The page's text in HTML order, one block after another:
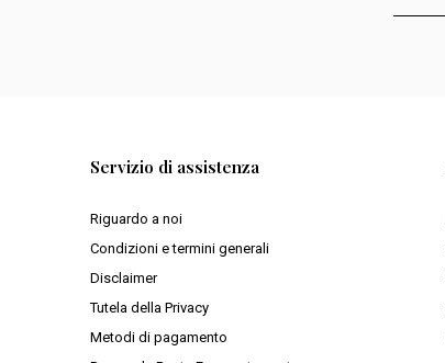
Servizio di assistenza
Riguardo a noi
Condizioni e termini generali
Disclaimer
Tutela della Privacy
Metodi di pagamento